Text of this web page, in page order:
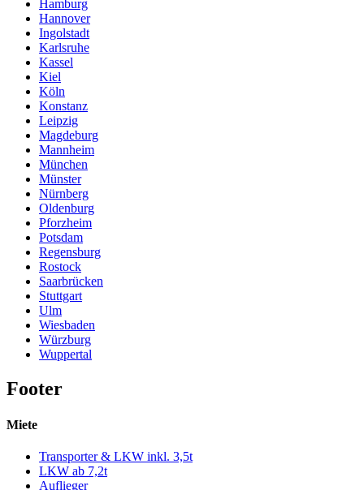
Hamburg
Hannover
Ingolstadt
Karlsruhe
Kassel
Kiel
Köln
Konstanz
Leipzig
Magdeburg
Mannheim
München
Münster
Nürnberg
Oldenburg
Pforzheim
Potsdam
Regensburg
Rostock
Saarbrücken
Stuttgart
Ulm
Wiesbaden
Würzburg
Wuppertal
Footer
Miete
Transporter & LKW inkl. 3,5t
LKW ab 7,2t
Auflieger